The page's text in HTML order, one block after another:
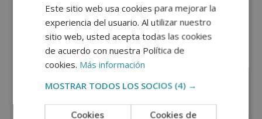
Ver más
Este sitio web usa cookies para mejorar la
experiencia del usuario. Al utilizar nuestro
sitio web, usted acepta todas las cookies
de acuerdo con nuestra Política de
cookies. Más información
MOSTRAR TODOS LOS SOCIOS (4) →
Cookies
Cookies de